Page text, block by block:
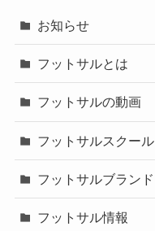
お知らせ
フットサルとは
フットサルの動画
フットサルスクール
フットサルブランド
フットサル情報